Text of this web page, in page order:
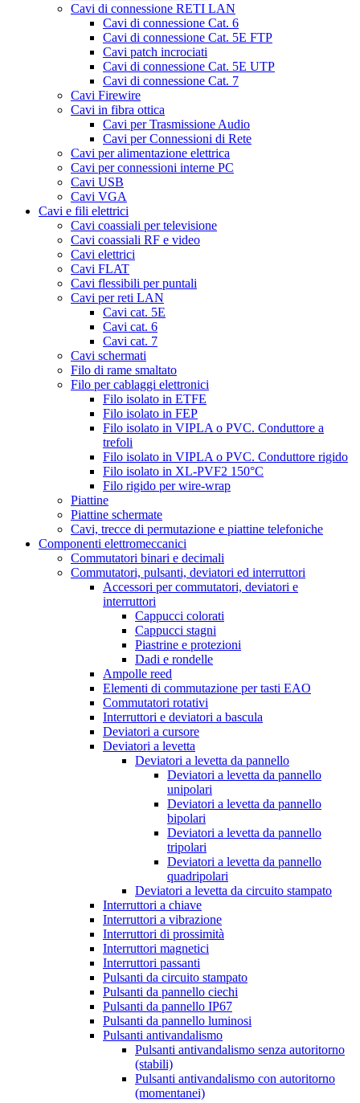
Cavi di connessione RETI LAN
Cavi di connessione Cat. 6
Cavi di connessione Cat. 5E FTP
Cavi patch incrociati
Cavi di connessione Cat. 5E UTP
Cavi di connessione Cat. 7
Cavi Firewire
Cavi in fibra ottica
Cavi per Trasmissione Audio
Cavi per Connessioni di Rete
Cavi per alimentazione elettrica
Cavi per connessioni interne PC
Cavi USB
Cavi VGA
Cavi e fili elettrici
Cavi coassiali per televisione
Cavi coassiali RF e video
Cavi elettrici
Cavi FLAT
Cavi flessibili per puntali
Cavi per reti LAN
Cavi cat. 5E
Cavi cat. 6
Cavi cat. 7
Cavi schermati
Filo di rame smaltato
Filo per cablaggi elettronici
Filo isolato in ETFE
Filo isolato in FEP
Filo isolato in VIPLA o PVC. Conduttore a
trefoli
Filo isolato in VIPLA o PVC. Conduttore rigido
Filo isolato in XL-PVF2 150°C
Filo rigido per wire-wrap
Piattine
Piattine schermate
Cavi, trecce di permutazione e piattine telefoniche
Componenti elettromeccanici
Commutatori binari e decimali
Commutatori, pulsanti, deviatori ed interruttori
Accessori per commutatori, deviatori e
interruttori
Cappucci colorati
Cappucci stagni
Piastrine e protezioni
Dadi e rondelle
Ampolle reed
Elementi di commutazione per tasti EAO
Commutatori rotativi
Interruttori e deviatori a bascula
Deviatori a cursore
Deviatori a levetta
Deviatori a levetta da pannello
Deviatori a levetta da pannello
unipolari
Deviatori a levetta da pannello
bipolari
Deviatori a levetta da pannello
tripolari
Deviatori a levetta da pannello
quadripolari
Deviatori a levetta da circuito stampato
Interruttori a chiave
Interruttori a vibrazione
Interruttori di prossimità
Interruttori magnetici
Interruttori passanti
Pulsanti da circuito stampato
Pulsanti da pannello ciechi
Pulsanti da pannello IP67
Pulsanti da pannello luminosi
Pulsanti antivandalismo
Pulsanti antivandalismo senza autoritorno
(stabili)
Pulsanti antivandalismo con autoritorno
(momentanei)